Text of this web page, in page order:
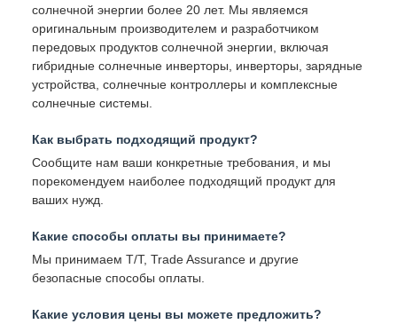
солнечной энергии более 20 лет. Мы являемся
оригинальным производителем и разработчиком
передовых продуктов солнечной энергии, включая
гибридные солнечные инверторы, инверторы, зарядные
устройства, солнечные контроллеры и комплексные
солнечные системы.
Как выбрать подходящий продукт?
Сообщите нам ваши конкретные требования, и мы
порекомендуем наиболее подходящий продукт для
ваших нужд.
Какие способы оплаты вы принимаете?
Мы принимаем T/T, Trade Assurance и другие
безопасные способы оплаты.
Какие условия цены вы можете предложить?